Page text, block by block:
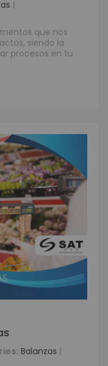
|
que nos
siendo la
procesos en tu
Balanzas |